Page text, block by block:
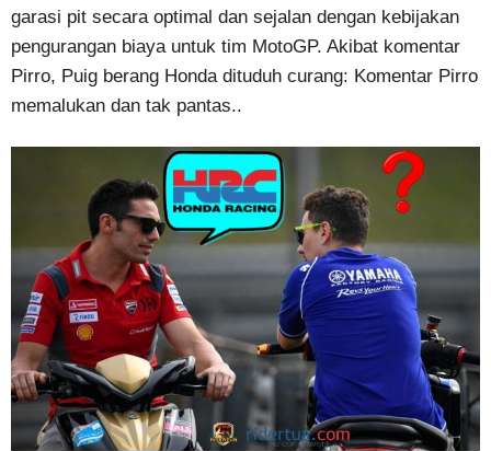
garasi pit secara optimal dan sejalan dengan kebijakan
pengurangan biaya untuk tim MotoGP. Akibat komentar
Pirro, Puig berang Honda dituduh curang: Komentar Pirro
memalukan dan tak pantas..